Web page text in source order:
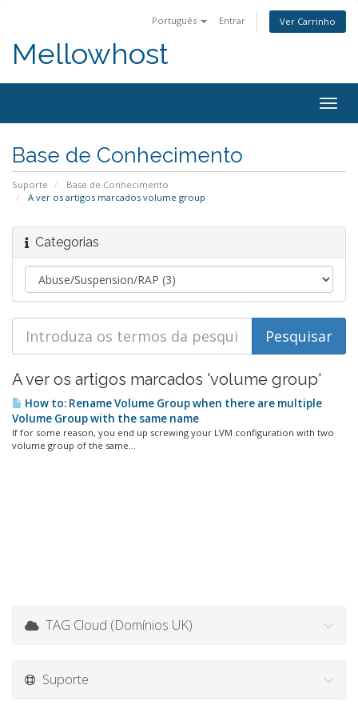
Português Entrar Ver Carrinho
Mellowhost
Base de Conhecimento
Suporte
Base de Conhecimento
A ver os artigos marcados volume group
Categorias
A ver os artigos marcados 'volume group'
How to: Rename Volume Group when there are multiple
Volume Group with the same name
If for some reason, you end up screwing your LVM configuration with two
volume group of the same...
TAG Cloud (Domínios UK)
Suporte